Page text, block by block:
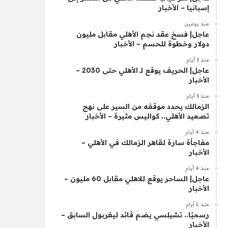
إسبانيا – الأخبار
منذ يومين
عاجل| فسخ عقد نجم الأهلي مقابل مليون
دولار وخطوة للحسم – الأخبار
منذ 3 أيام
عاجل| الحريف يوقع لـ الأهلي حتى 2030 –
الأخبار
منذ 3 أيام
الزمالك يحدد موقفه من السير على نهج
تصعيد الأهلي.. كواليس مثيرة – الأخبار
منذ 4 أيام
مفاجأة سارة لقاهر الزمالك في الأهلي –
الأخبار
منذ 4 أيام
عاجل| الساحر يوقع للاهلي مقابل 60 مليون –
الأخبار
منذ 5 أيام
رسميًا.. تشيلسي يضم قائد ليفربول السابق –
الأخبار